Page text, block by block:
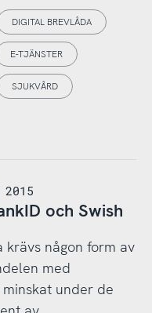
DIGITAL BREVLÅDA
E-TJÄNSTER
SJUKVÅRD
2015
och Swish
krävs någon form av
med
under de